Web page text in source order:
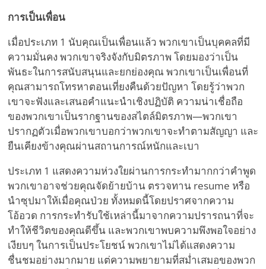
การเป็นเพื่อน
เมื่อประเภท 1 นับคุณเป็นเพื่อนแล้ว พวกเขาเป็นบุคคลที่มี
ความมั่นคง พวกเขาจริงจังกับมิตรภาพ โดยมองว่าเป็น
พันธะในการสนับสนุนและยกย่องคุณ พวกเขาเป็นเพื่อนที่
คุณสามารถโทรหาตอนเที่ยงคืนด้วยปัญหา โดยรู้ว่าพวก
เขาจะฟังและเสนอคำแนะนำเชิงปฏิบัติ ความน่าเชื่อถือ
ของพวกเขาเป็นรากฐานของสไตล์มิตรภาพ—พวกเขา
ปรากฏตัวเมื่อพวกเขาบอกว่าพวกเขาจะทำตามสัญญา และ
ยืนเคียงข้างคุณผ่านสถานการณ์หนักและเบา
ประเภท 1 แสดงความห่วงใยผ่านการกระทำมากกว่าคำพูด
พวกเขาอาจช่วยคุณจัดย้ายบ้าน ตรวจทาน resume หรือ
นำซุปมาให้เมื่อคุณป่วย ทั้งหมดนี้โดยปราศจากความ
โอ้อวด การกระทำรับใช้เหล่านี้มาจากความปรารถนาที่จะ
ทำให้ชีวิตของคุณดีขึ้น และพวกเขาพบความพึงพอใจอย่าง
เงียบๆ ในการเป็นประโยชน์ พวกเขาไม่ได้แสดงความ
ชื่นชมอย่างมากมาย แต่ความพยายามที่สม่ำเสมอของพวก